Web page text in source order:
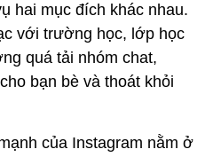
hai mục đích khác nhau.
với trường học, lớp học
quá tải nhóm chat,
bạn bè và thoát khỏi
của Instagram nằm ở